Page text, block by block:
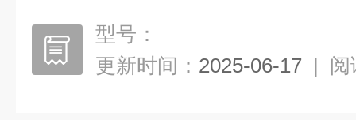
型号：
更新时间： 2025-06-17 | 阅